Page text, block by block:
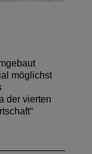
möglichst
der vierten